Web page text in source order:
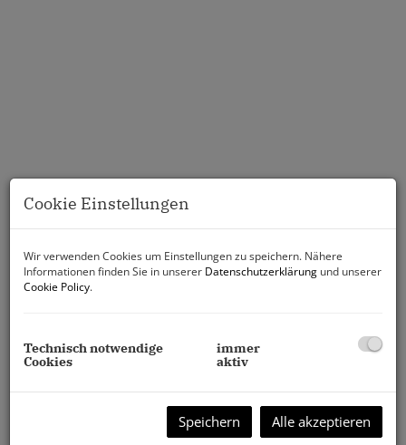
Cookie Einstellungen
Wir verwenden Cookies um Einstellungen zu speichern. Nähere
Informationen finden Sie in unserer Datenschutzerklärung und unserer
Cookie Policy.
Technisch notwendige
Cookies
immer
aktiv
Speichern Alle akzeptieren